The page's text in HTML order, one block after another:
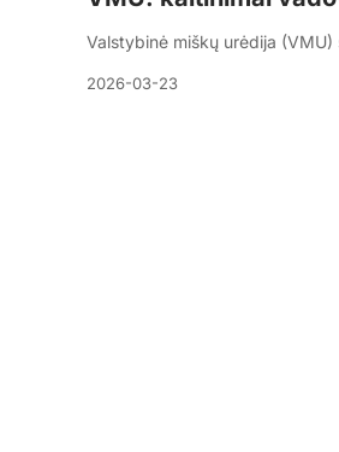
Valstybinė miškų urėdija
2026-03-23